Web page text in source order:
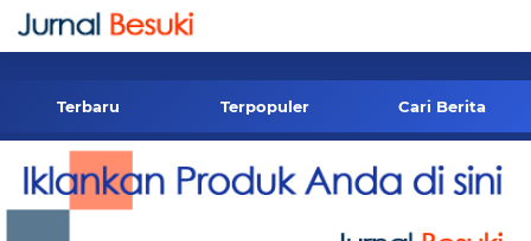
-->
Terbaru Terpopuler Cari Berita